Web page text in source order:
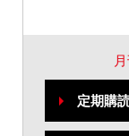
定期購